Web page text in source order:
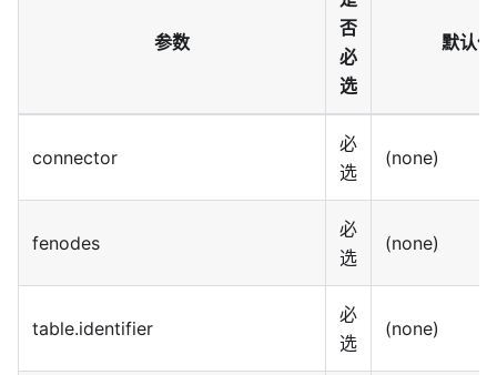
参数
否
必
选
默认值
connector
必
选
(none)
fenodes
必
选
(none)
table.identifier
必
选
(none)